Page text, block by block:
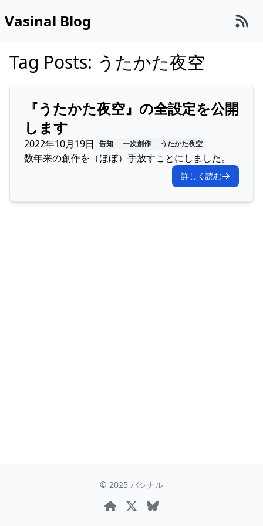
Vasinal Blog
Tag Posts: うたかた夜空
『うたかた夜空』の全設定を公開
します
2022年10月19日 告知 一次創作 うたかた夜空
数年来の創作を（ほぼ）手放すことにしました。
詳しく読む
© 2025 バシナル